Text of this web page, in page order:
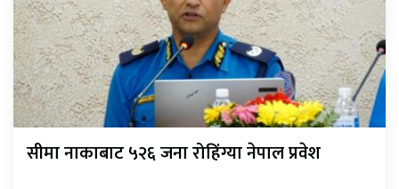
सीमा नाकाबाट ५२६ जना रोहिंग्या नेपाल प्रवेश